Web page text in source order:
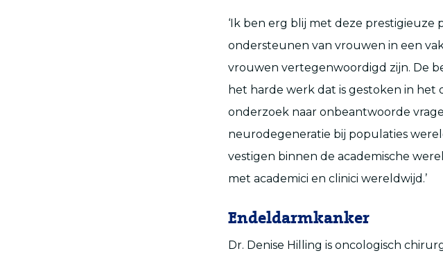
‘Ik ben erg blij met deze prestigieuze
ondersteunen van vrouwen in een
vrouwen vertegenwoordigd zijn. De
het harde werk dat is gestoken in
onderzoek naar onbeantwoorde
neurodegeneratie bij populaties
vestigen binnen de academische
met academici en clinici wereldwijd.’
Endeldarmkanker
Dr. Denise Hilling is oncologisch